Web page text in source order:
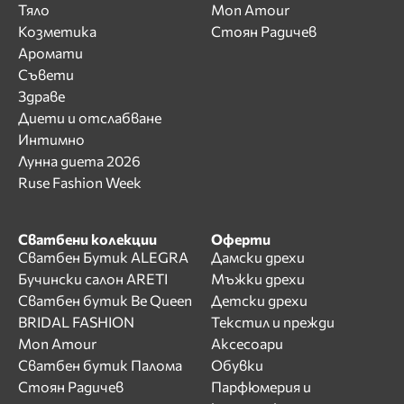
Тяло
Козметика
Аромати
Съвети
Здраве
Диети и отслабване
Интимно
Лунна диета 2026
Ruse Fashion Week
Mon Amour
Стоян Радичев
Сватбени колекции
Сватбен Бутик ALEGRA
Бучински салон ARETI
Сватбен бутик Be Queen
BRIDAL FASHION
Mon Amour
Сватбен бутик Палома
Стоян Радичев
Оферти
Дамски дрехи
Мъжки дрехи
Детски дрехи
Текстил и прежди
Аксесоари
Обувки
Парфюмерия и